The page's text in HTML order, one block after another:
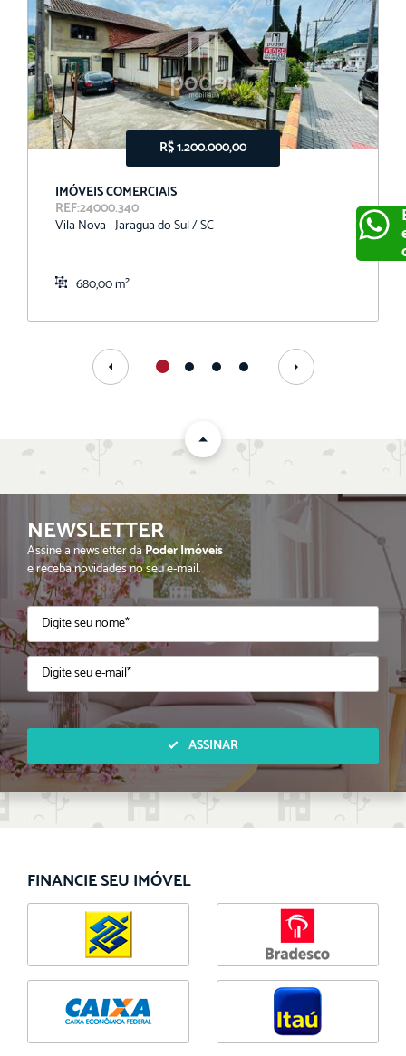
R$ 1.200.000,00
IMÓVEIS COMERCIAIS
REF:24000.340
Vila Nova - Jaragua do Sul / SC
680,00 m²
NEWSLETTER
Assine a newsletter daPoder Imóveis
e receba novidades no seu e-mail.
ASSINAR
FINANCIE SEU IMÓVEL